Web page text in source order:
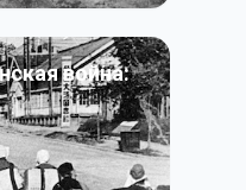
война: